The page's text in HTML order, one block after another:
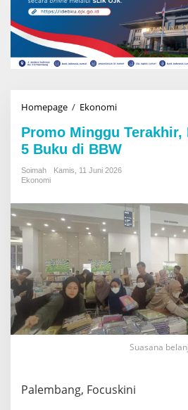
Homepage / Ekonomi
o
m
o
M
g
g
u
e
r
a
k
h
i
r
l
Promo Minggu Terakhir,
5 Buku di BBW
Soimah
Kamis, 11 Juni 2026
Ekonomi
Suasana
Palembang, Focuskini